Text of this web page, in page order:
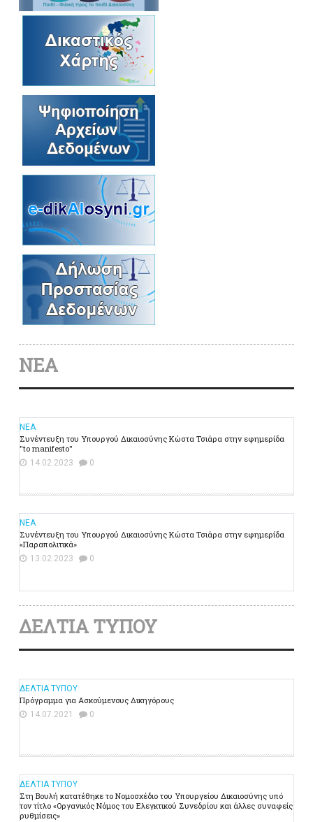
ΝΕΑ
ΝΕΑ
Συνέντευξη του Υπουργού Δικαιοσύνης Κώστα Τσιάρα στην εφημερίδα
"to manifesto"
14.02.2023 0
ΝΕΑ
Συνέντευξη του Υπουργού Δικαιοσύνης Κώστα Τσιάρα στην εφημερίδα
«Παραπολιτικά»
13.02.2023 0
ΔΕΛΤΙΑ ΤΥΠΟΥ
ΔΕΛΤΙΑ ΤΥΠΟΥ
Πρόγραμμα για Ασκούμενους Δικηγόρους
14.07.2021 0
ΔΕΛΤΙΑ ΤΥΠΟΥ
Στη Βουλή κατατέθηκε το Νομοσχέδιο του Υπουργείου Δικαιοσύνης υπό
τον τίτλο «Οργανικός Νόμος του Ελεγκτικού Συνεδρίου και άλλες συναφείς
ρυθμίσεις»